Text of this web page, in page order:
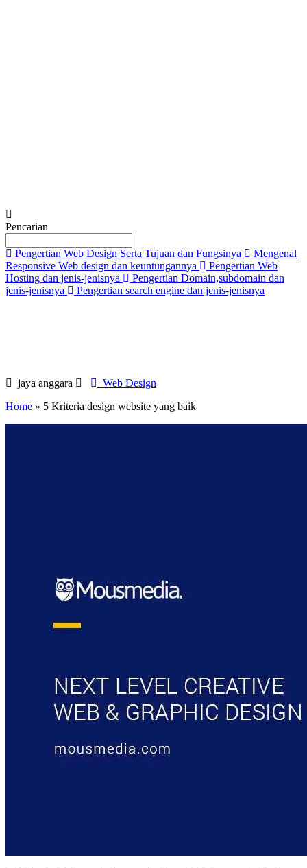
Pencarian
Pengertian Web Design Serta Tujuan dan Fungsinya
Mengenal
Responsive Web design dan keuntungannya
Pengertian Web
Hosting dan jenis-jenisnya
Pengertian Domain,subdomain dan
jenis-jenisnya
Pengertian search engine dan jenis-jenisnya
jaya anggara
Web Design
Home » 5 Kriteria design website yang baik